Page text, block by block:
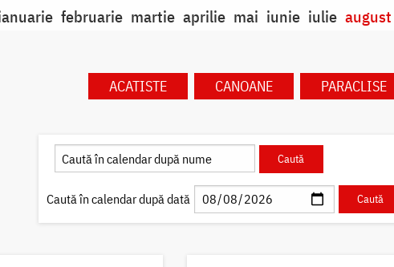
februarie martie aprilie mai iunie iulie august
ACATISTE CANOANE PARACLISE
Caută în calendar după dată